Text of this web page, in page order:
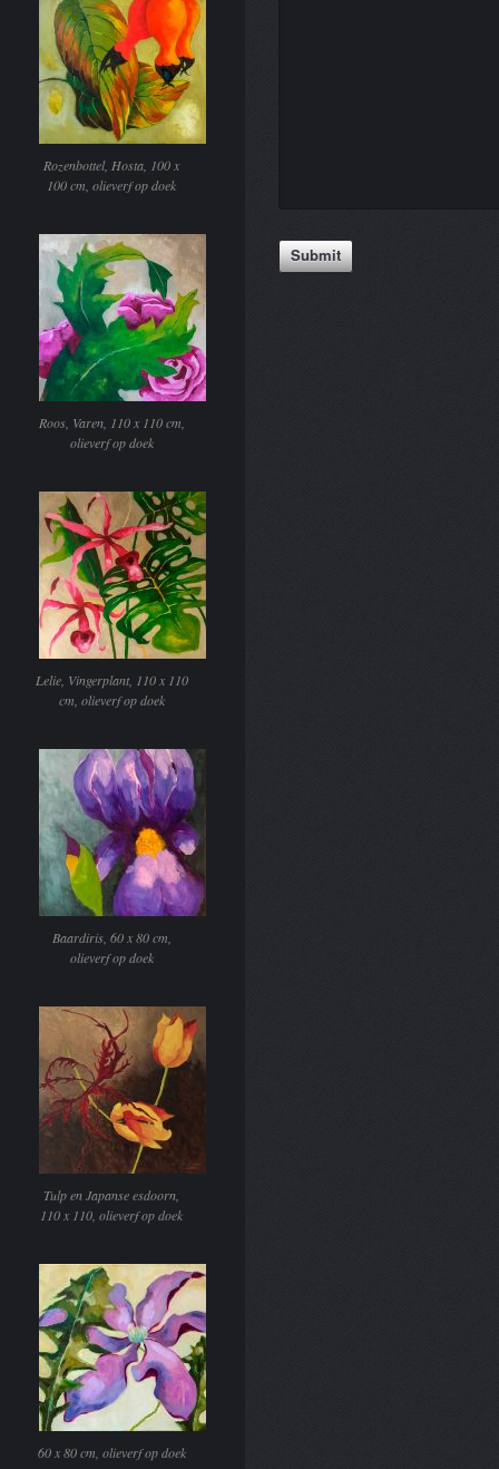
Rozenbottel, Hosta, 100 x
100 cm, olieverf op doek
Roos, Varen, 110 x 110 cm,
olieverf op doek
Lelie, Vingerplant, 110 x 110
cm, olieverf op doek
Baardiris, 60 x 80 cm,
olieverf op doek
Tulp en Japanse esdoorn,
110 x 110, olieverf op doek
60 x 80 cm, olieverf op doek